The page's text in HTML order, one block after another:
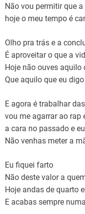
Não vou permitir que
hoje o meu tempo é
Olho pra trás e a
É aproveitar o que a
Hoje não ouves aquilo
Que aquilo que eu
E agora é trabalhar
vou me agarrar ao rap
a cara no passado e
Não venhas meter a
Eu fiquei farto
Não deste valor a
Hoje andas de quarto
E acabas sempre